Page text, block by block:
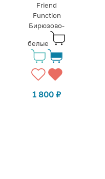
Friend
Function
Бирюзово-
белые
1 800₽